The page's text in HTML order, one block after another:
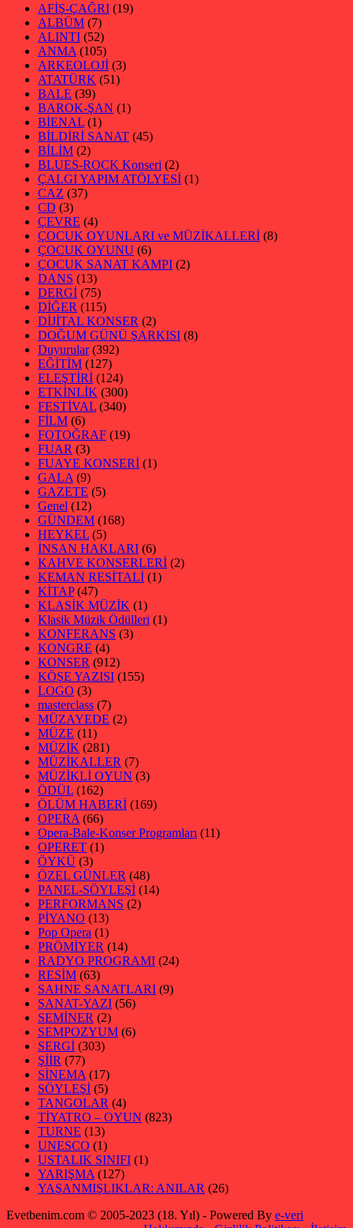
AFİŞ-ÇAĞRI (19)
ALBÜM (7)
ALINTI (52)
ANMA (105)
ARKEOLOJİ (3)
ATATÜRK (51)
BALE (39)
BAROK-ŞAN (1)
BİENAL (1)
BİLDİRİ SANAT (45)
BİLİM (2)
BLUES-ROCK Konseri (2)
ÇALGI YAPIM ATÖLYESİ (1)
CAZ (37)
CD (3)
ÇEVRE (4)
ÇOCUK OYUNLARI ve MÜZİKALLERİ (8)
ÇOCUK OYUNU (6)
ÇOCUK SANAT KAMPI (2)
DANS (13)
DERGİ (75)
DİĞER (115)
DİJİTAL KONSER (2)
DOĞUM GÜNÜ ŞARKISI (8)
Duyurular(392)
EĞİTİM (127)
ELEŞTİRİ (124)
ETKİNLİK (300)
FESTİVAL (340)
FİLM (6)
FOTOĞRAF (19)
FUAR (3)
FUAYE KONSERİ (1)
GALA (9)
GAZETE (5)
Genel (12)
GÜNDEM (168)
HEYKEL (5)
İNSAN HAKLARI (6)
KAHVE KONSERLERİ (2)
KEMAN RESİTALİ (1)
KİTAP(47)
KLASİK MÜZİK (1)
Klasik Müzik Ödülleri (1)
KONFERANS (3)
KONGRE (4)
KONSER (912)
KÖŞE YAZISI (155)
LOGO (3)
masterclass (7)
MÜZAYEDE (2)
MÜZE (11)
MÜZİK (281)
MÜZİKALLER (7)
MÜZİKLİ OYUN (3)
ÖDÜL (162)
ÖLÜM HABERİ (169)
OPERA (66)
Opera-Bale-Konser Programları (11)
OPERET (1)
ÖYKÜ (3)
ÖZEL GÜNLER (48)
PANEL-SÖYLEŞİ (14)
PERFORMANS (2)
PİYANO (13)
Pop Opera (1)
PRÖMİYER (14)
RADYO PROGRAMI (24)
RESİM (63)
SAHNE SANATLARI (9)
SANAT-YAZI (56)
SEMİNER (2)
SEMPOZYUM (6)
SERGİ (303)
ŞİİR (77)
SİNEMA (17)
SÖYLEŞİ (5)
TANGOLAR (4)
TİYATRO – OYUN (823)
TURNE (13)
UNESCO (1)
USTALIK SINIFI (1)
YARIŞMA (127)
YAŞANMIŞLIKLAR: ANILAR (26)
Evetbenim.com © 2005-2023 (18. Yıl) - Powered By e-veri